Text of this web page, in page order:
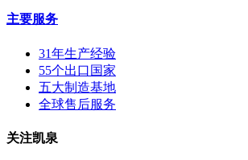
主要服务
31年生产经验
55个出口国家
五大制造基地
全球售后服务
关注凯泉